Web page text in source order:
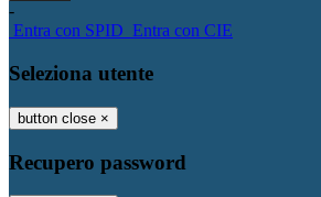
-
Entra con SPID Entra con CIE
Seleziona utente
button close ×
Recupero password